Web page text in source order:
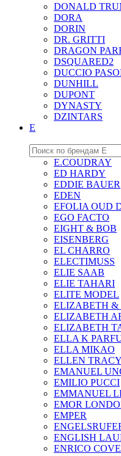
DONALD
DORA
DORIN
DR. GRITTI
DRAGON
DSQUARED2
DUCCIO
DUNHILL
DUPONT
DYNASTY
DZINTARS
E
E.COUDRAY
ED HARDY
EDDIE BAUER
EDEN
EFOLIA OUD
EGO FACTO
EIGHT & BOB
EISENBERG
EL CHARRO
ELECTIMUSS
ELIE SAAB
ELIE TAHARI
ELITE MODEL
ELIZABETH &
ELIZABETH
ELIZABETH
ELLA K
ELLA MIKAO
ELLEN TRACY
EMANUEL
EMILIO PUCCI
EMMANUEL
EMOR
EMPER
ENGLISH
ENRICO